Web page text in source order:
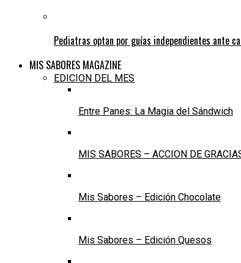
Pediatras optan por guías independientes ante
MIS SABORES MAGAZINE
EDICION DEL MES
Entre Panes: La Magia del Sándwich
MIS SABORES – ACCION DE
Mis Sabores – Edición Chocolate
Mis Sabores – Edición Quesos